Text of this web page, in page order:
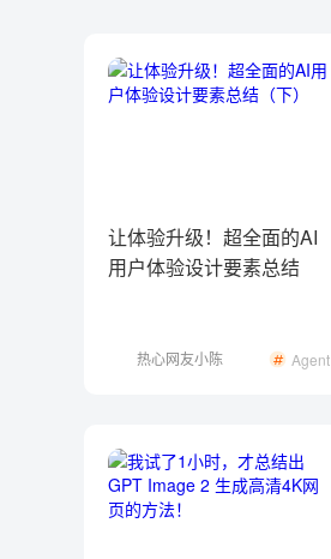
让体验升级！超全面的AI
用户体验设计要素总结
热心网友小陈 Agent